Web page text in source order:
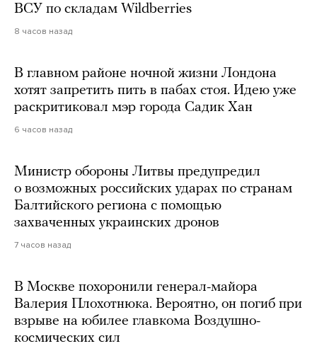
ВСУ по складам Wildberries
8 часов назад
В главном районе ночной жизни Лондона
хотят запретить пить в пабах стоя. Идею уже
раскритиковал мэр города Садик Хан
6 часов назад
Министр обороны Литвы предупредил
о возможных российских ударах по странам
Балтийского региона с помощью
захваченных украинских дронов
7 часов назад
В Москве похоронили генерал-майора
Валерия Плохотнюка. Вероятно, он погиб при
взрыве на юбилее главкома Воздушно-
космических сил